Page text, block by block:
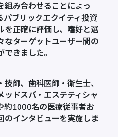
組み合わせることによっ
パブリックエクイティ投資
を正確に評価し、嗜好と選
なターゲットユーザー間の
きました。
師、歯科医師・衛生士、
ッドスパ・エステティシャ
約1000名の医療従事者お
のインタビューを実施しま